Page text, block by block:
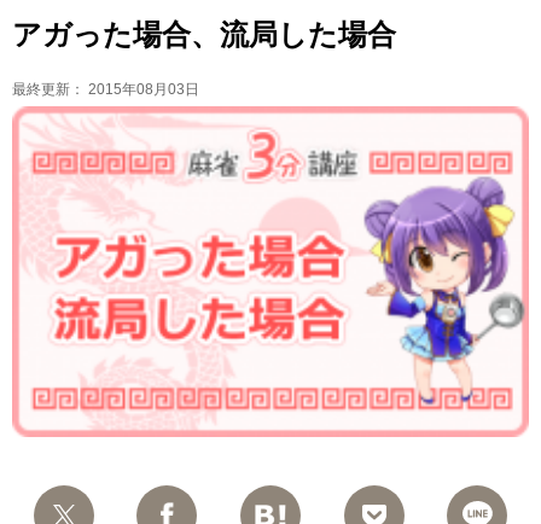
アガった場合、流局した場合
最終更新： 2015年08月03日